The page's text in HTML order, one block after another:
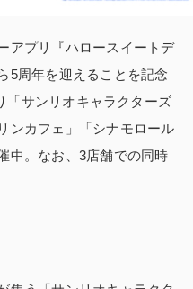
アプリ『ハロースイートデ
5周年を迎えることを記念
「サンリオキャラクターズ
ンカフェ」「シナモロール
中。なお、3店舗での同時